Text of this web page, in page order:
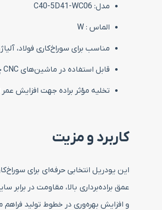
مدل: C40-5D41-WC06
الماس : W
مناسب برای سوراخ‌کاری فولاد،
قابل استفاده در ماشین‌های CNC چندمحوره
تخلیه مؤثر براده جهت افزایش عمر
کاربرد و مزیت
این یودریل انتخابی حرفه‌ای برای
عمق براده‌برداری بالا، مقاومت در
و افزایش بهره‌وری در خطوط تولید